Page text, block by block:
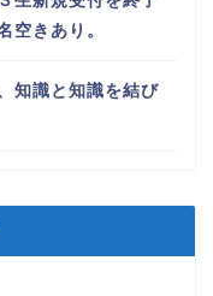
空きあり。
知識と知識を結び